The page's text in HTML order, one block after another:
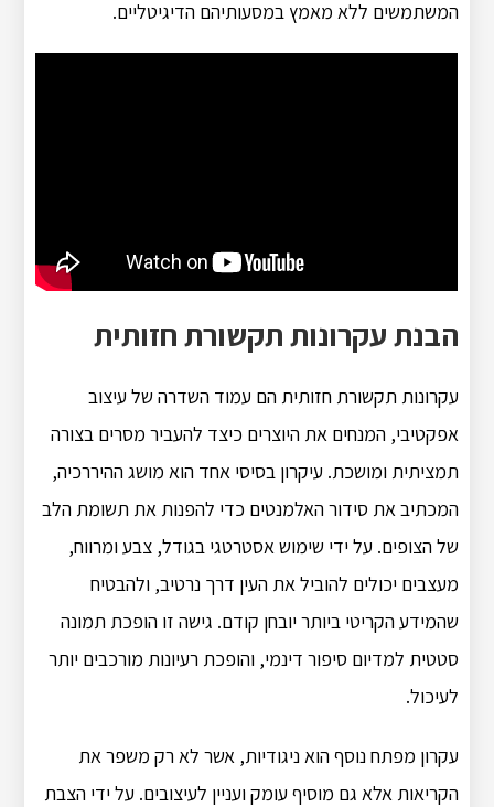
המשתמשים ללא מאמץ במסעותיהם הדיגיטליים.
הבנת עקרונות תקשורת חזותית
עקרונות תקשורת חזותית הם עמוד השדרה של עיצוב
אפקטיבי, המנחים את היוצרים כיצד להעביר מסרים בצורה
תמציתית ומושכת. עיקרון בסיסי אחד הוא מושג ההיררכיה,
המכתיב את סידור האלמנטים כדי להפנות את תשומת הלב
של הצופים. על ידי שימוש אסטרטגי בגודל, צבע ומרווח,
מעצבים יכולים להוביל את העין דרך נרטיב, ולהבטיח
שהמידע הקריטי ביותר יובחן קודם. גישה זו הופכת תמונה
סטטית למדיום סיפור דינמי, והופכת רעיונות מורכבים יותר
לעיכול.
עקרון מפתח נוסף הוא ניגודיות, אשר לא רק משפר את
הקריאות אלא גם מוסיף עומק ועניין לעיצובים. על ידי הצבת